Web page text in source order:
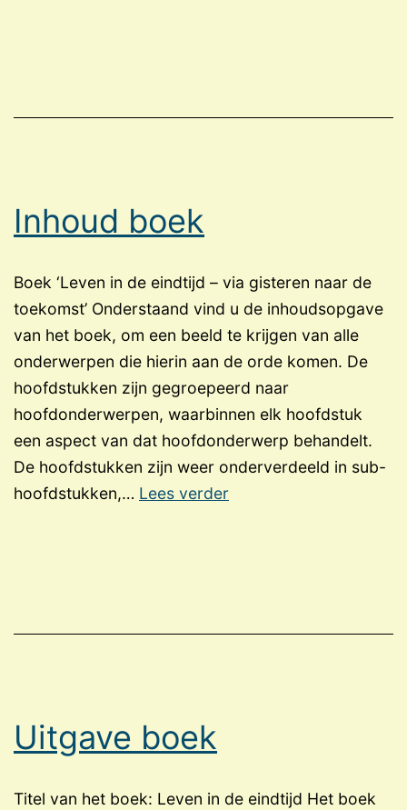
Inhoud boek
Boek ‘Leven in de eindtijd – via gisteren naar de
toekomst’ Onderstaand vind u de inhoudsopgave
van het boek, om een beeld te krijgen van alle
onderwerpen die hierin aan de orde komen. De
hoofdstukken zijn gegroepeerd naar
hoofdonderwerpen, waarbinnen elk hoofdstuk
een aspect van dat hoofdonderwerp behandelt.
De hoofdstukken zijn weer onderverdeeld in sub-
hoofdstukken,… Lees verderInhoud
Uitgave boek
Titel van het boek: Leven in de eindtijd Het boek